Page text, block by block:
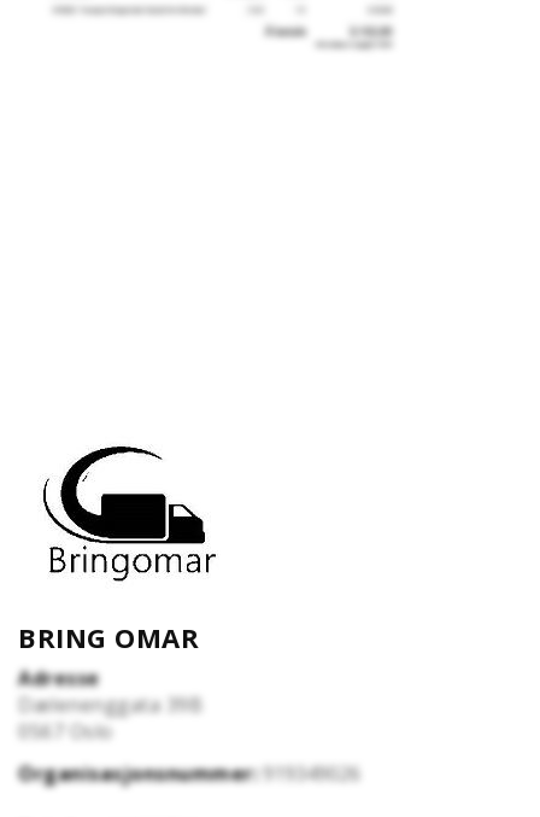
BRING OMAR
Adresse
Dælenenggata 39B
0567
Oslo
Organisasjonsnummer: 919349026